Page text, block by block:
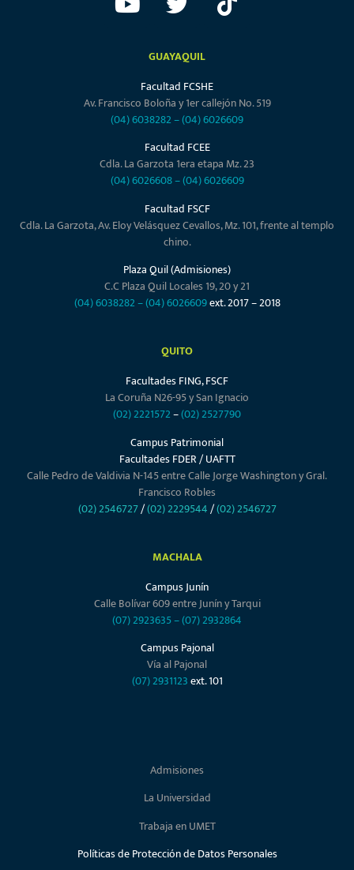
GUAYAQUIL
Facultad FCSHE
Av. Francisco Boloña y 1er callejón No. 519
(04) 6038282–(04) 6026609
Facultad FCEE
Cdla. La Garzota 1era etapa Mz. 23
(04) 6026608–(04) 6026609
Facultad FSCF
Cdla. La Garzota, Av. Eloy Velásquez Cevallos, Mz. 101, frente al templo
chino.
Plaza Quil (Admisiones)
C.C Plaza Quil Locales 19, 20 y 21
(04) 6038282–(04) 6026609ext. 2017 – 2018
QUITO
Facultades FING, FSCF
La Coruña N26-95 y San Ignacio
(02) 2221572–(02) 2527790
Campus Patrimonial
Facultades FDER / UAFTT
Calle Pedro de Valdivia N-145 entre Calle Jorge Washington y Gral.
Francisco Robles
(02) 2546727/(02) 2229544/(02) 2546727
MACHALA
Campus Junín
Calle Bolívar 609 entre Junín y Tarqui
(07) 2923635–(07) 2932864
Campus Pajonal
Vía al Pajonal
(07) 2931123ext. 101
Admisiones
La Universidad
Trabaja en UMET
Políticas de Protección de Datos Personales